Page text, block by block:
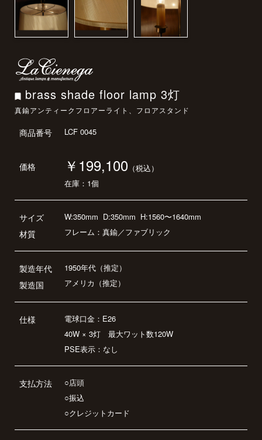
brass shade floor lamp 3灯
真鍮アンティークフロアーライト、フロアスタンド
商品番号 LCF 0045
価格 ￥199,100 （税込）
在庫：1個
サイズ
材質
W:350mm D:350mm H:1560〜1640mm
フレーム：真鍮／ファブリック
製造年代
製造国
1950年代（推定）
アメリカ（推定）
仕様
電球口金：E26
40W × 3灯 最大ワット数120W
PSE表示：なし
支払方法
○店頭
○振込
○クレジットカード